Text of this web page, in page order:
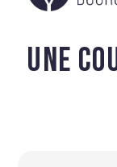
UNE